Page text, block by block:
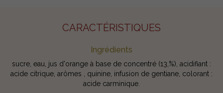
CARACTÉRISTIQUES
Ingrédients
sucre, eau, jus d'orange à base de concentré (13,%), acidifiant :
acide citrique, arômes , quinine, infusion de gentiane, colorant :
acide carminique.